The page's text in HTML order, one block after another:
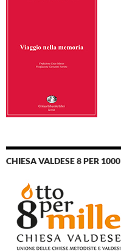
CHIESA VALDESE 8 PER 1000